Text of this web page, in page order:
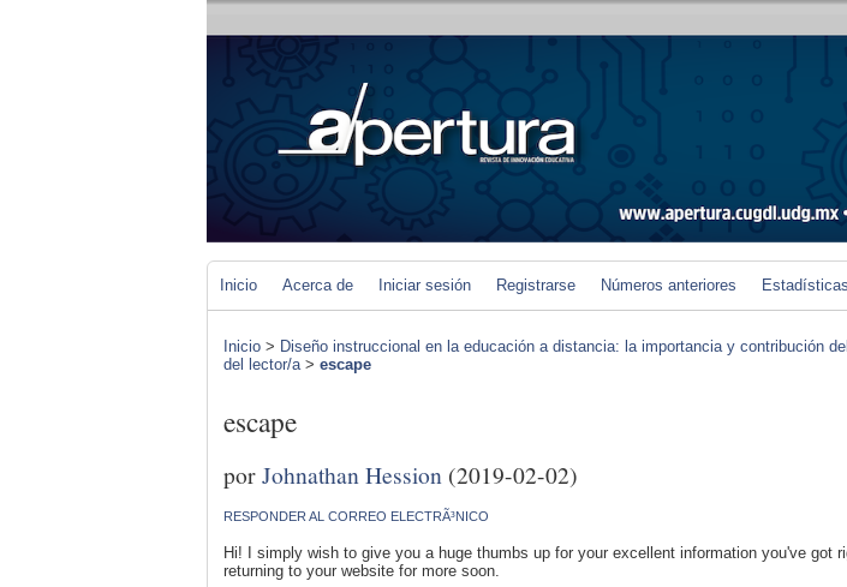
Inicio Acerca de Iniciar sesión Registrarse Números anteriores Estadísticas
Inicio > Diseño instruccional en la educación a distancia: la importancia y contribución
del lector/a> escape
escape
porJohnathan Hession (2019-02-02)
RESPONDER AL CORREO ELECTRÃ³NICO
Hi! I simply wish to give you a huge thumbs up for your excellent information you've got
returning to your website for more soon.